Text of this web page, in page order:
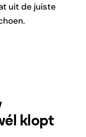
uit de juiste
klopt